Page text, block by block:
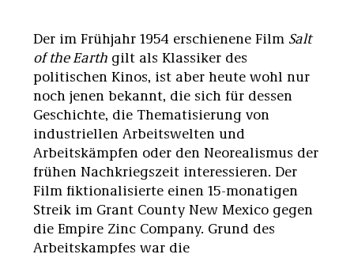
Der im Frühjahr 1954 erschienene Film Salt
of the Earth gilt als Klassiker des
politischen Kinos, ist aber heute wohl nur
noch jenen bekannt, die sich für dessen
Geschichte, die Thematisierung von
industriellen Arbeitswelten und
Arbeitskämpfen oder den Neorealismus der
frühen Nachkriegszeit interessieren. Der
Film fiktionalisierte einen 15-monatigen
Streik im Grant County New Mexico gegen
die Empire Zinc Company. Grund des
Arbeitskampfes war die